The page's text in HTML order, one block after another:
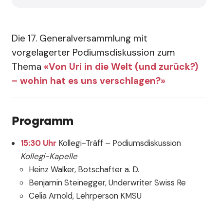
Die 17. Generalversammlung mit
vorgelagerter Podiumsdiskussion zum
Thema «Von Uri in die Welt (und zurück?)
– wohin hat es uns verschlagen?»
Programm
15:30 UhrKollegi-Träff – Podiumsdiskussion
Kollegi-Kapelle
Heinz Walker, Botschafter a. D.
Benjamin Steinegger, Underwriter Swiss Re
Celia Arnold, Lehrperson KMSU